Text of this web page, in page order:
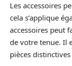
Les accessoires
cela s’applique
accessoires peut
de votre tenue. Il
pièces